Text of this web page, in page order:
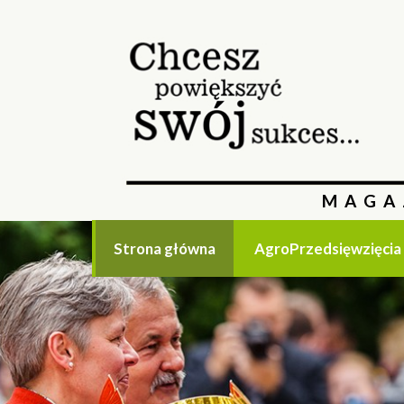
Strona główna AgroPrzedsięwzięcia